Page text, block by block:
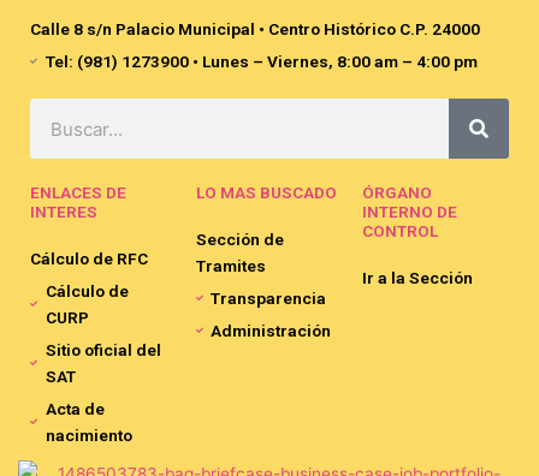
Calle 8 s/n Palacio Municipal • Centro Histórico C.P. 24000
Tel: (981) 1273900 • Lunes – Viernes, 8:00 am – 4:00 pm
ENLACES DE
INTERES
Cálculo de RFC
Cálculo de
CURP
Sitio oficial del
SAT
Acta de
nacimiento
LO MAS BUSCADO
Sección de
Tramites
Transparencia
Administración
ÓRGANO
INTERNO DE
CONTROL
Ir a la Sección